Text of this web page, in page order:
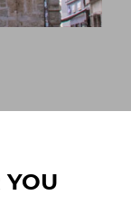
YOU